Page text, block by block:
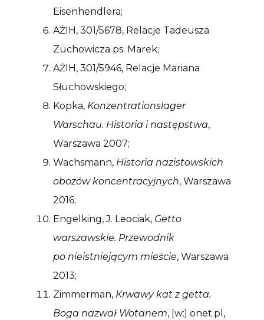
Eisenhendlera;
AŻIH, 301/5678, Relacje Tadeusza
Zuchowicza ps. Marek;
AŻIH, 301/5946, Relacje Mariana
Słuchowskiego;
Kopka, Konzentrationslager
Warschau. Historia i następstwa,
Warszawa 2007;
Wachsmann, Historia nazistowskich
obozów koncentracyjnych, Warszawa
2016;
Engelking, J. Leociak, Getto
warszawskie. Przewodnik
po nieistniejącym mieście, Warszawa
2013;
Zimmerman, Krwawy kat z getta.
Boga nazwał Wotanem, [w:] onet.pl,